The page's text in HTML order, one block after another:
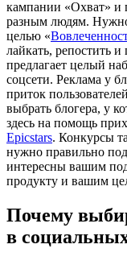
кампании «Охват» и
разным людям.
целью «
лайкать, репостить
предлагает целый
соцсети. Реклама у
приток
выбрать блогера, у
здесь на помощь
Epicstars. Конкурсы
нужно правильно
интересны вашим
продукту и вашим
Почему
в